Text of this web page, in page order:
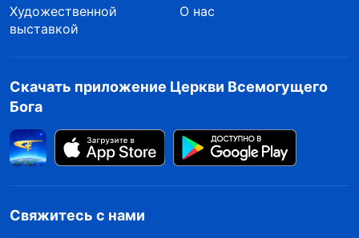
оказывала дурное влияние. Следуя
из церкви. Услышав это, я упала духом. Я
от всего отказалась. Разве не обидно будет,
той церкви я была самым близким ей
Художественной
выставкой
О нас
Скачать приложение Церкви Всемогущего
Бога
Свяжитесь с нами